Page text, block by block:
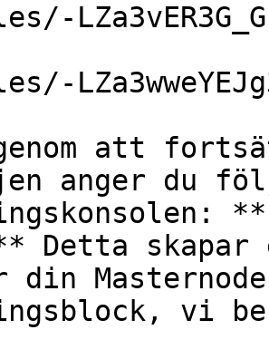
att
anger du
Detta
din
vi